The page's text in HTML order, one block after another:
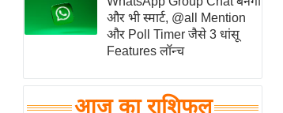
एम.
आर.
चाय पर
समीक्षा
और भी स्मार्ट, @all Mention
और Poll Timer जैसे 3 धांसू
Features लॉन्च
आज का राशिफल